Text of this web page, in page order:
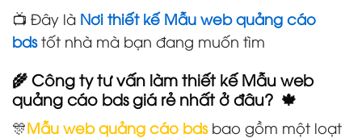
📺 Đây là Nơi thiết kế Mẫu web quảng cáo
bdstốt nhà mà bạn đang muốn tìm
🌾 Công ty tư vấn làm thiết kế Mẫu web
quảng cáo bds giá rẻ nhất ở đâu? 🍁
🎊Mẫu web quảng cáo bdsbao gồm một loạt